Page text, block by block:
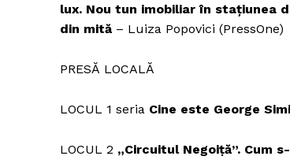
lux. Nou tun imobiliar în stațiunea
din mită – Luiza Popovici (PressOne)
PRESĂ LOCALĂ
LOCUL 1 seria Cine este George
LOCUL 2 „Circuitul Negoiță”. Cum